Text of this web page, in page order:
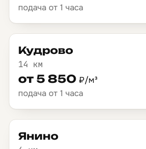
подача от 1 часа
Кудрово
14 км
от 5 850 ₽/м³
подача от 1 часа
Янино